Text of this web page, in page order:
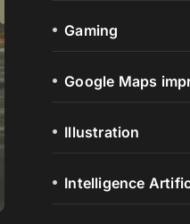
Gaming
Google Maps
Illustration
Intelligence